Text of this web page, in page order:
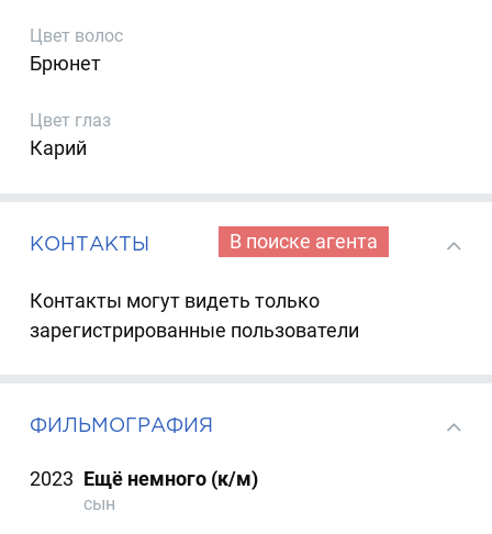
Цвет волос
Брюнет
Цвет глаз
Карий
КОНТАКТЫ В поиске агента
Контакты могут видеть только
зарегистрированные пользователи
ФИЛЬМОГРАФИЯ
2023 Ещё немного (к/м)
сын